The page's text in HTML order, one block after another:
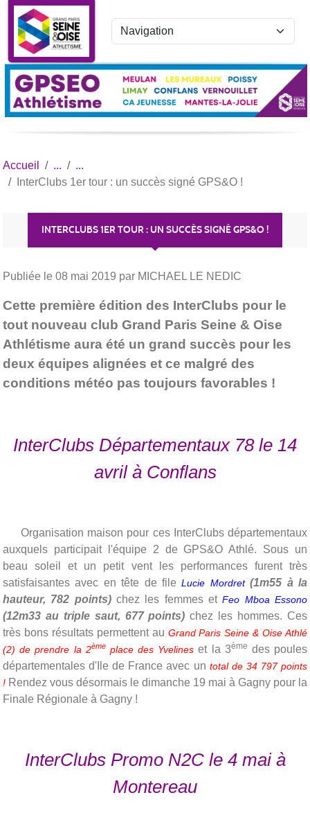
Accueil
InterClubs 1er tour : un succès signé GPS&O !
INTERCLUBS 1ER TOUR : UN SUCCÈS SIGNÉ GPS&O !
Publiée le 08 mai 2019 par MICHAEL LE NEDIC
Cette première édition des InterClubs pour le
tout nouveau club Grand Paris Seine & Oise
Athlétisme aura été un grand succès pour les
deux équipes alignées et ce malgré des
conditions météo pas toujours favorables !
InterClubs Départementaux 78 le 14
avril à Conflans
Organisation maison pour ces InterClubs départementaux
auxquels participait l'équipe 2 de GPS&O Athlé. Sous un
beau soleil et un petit vent les performances furent très
satisfaisantes avec en tête de fileLucie Mordret (1m55 à la
hauteur, 782 points)chez les femmes etFeo Mboa Essono
(12m33 au triple saut, 677 points) chez les hommes. Ces
très bons résultats permettent au Grand Paris Seine & Oise Athlé
(2) de prendre la 2èmeplace des Yvelines et la 3ème des poules
départementales d'Ile de France avec un total de 34 797 points
! Rendez vous désormais le dimanche 19 mai à Gagny pour la
Finale Régionale à Gagny !
InterClubs Promo N2C le 4 mai à
Montereau
Panneau de gestion des cookies